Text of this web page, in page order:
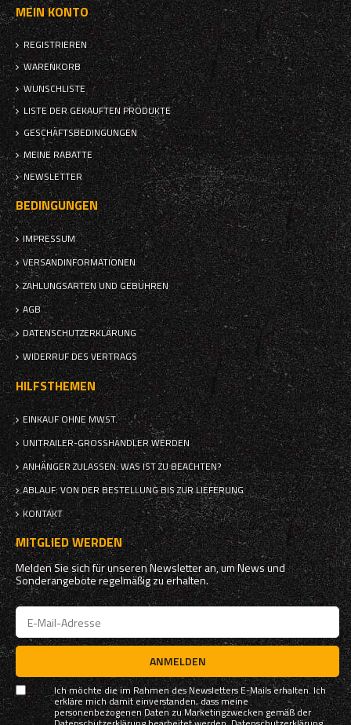
MEIN KONTO
REGISTRIEREN
WARENKORB
WUNSCHLISTE
LISTE DER GEKAUFTEN PRODUKTE
GESCHÄFTSBEDINGUNGEN
MEINE RABATTE
NEWSLETTER
BEDINGUNGEN
IMPRESSUM
VERSANDINFORMATIONEN
ZAHLUNGSARTEN UND GEBÜHREN
AGB
DATENSCHUTZERKLÄRUNG
WIDERRUF DES VERTRAGS
HILFSTHEMEN
EINKAUF OHNE MWST.
UNITRAILER-GROSSHÄNDLER WERDEN
ANHÄNGER ZULASSEN: WAS IST ZU BEACHTEN?
ABLAUF: VON DER BESTELLUNG BIS ZUR LIEFERUNG
KONTAKT
MITGLIED WERDEN
Melden Sie sich für unseren Newsletter an, um News und
Sonderangebote regelmäßig zu erhalten.
ANMELDEN
Ich möchte die im Rahmen des Newsletters E-Mails erhalten. Ich
erkläre mich damit einverstanden, dass meine
personenbezogenen Daten zu Marketingzwecken gemäß der